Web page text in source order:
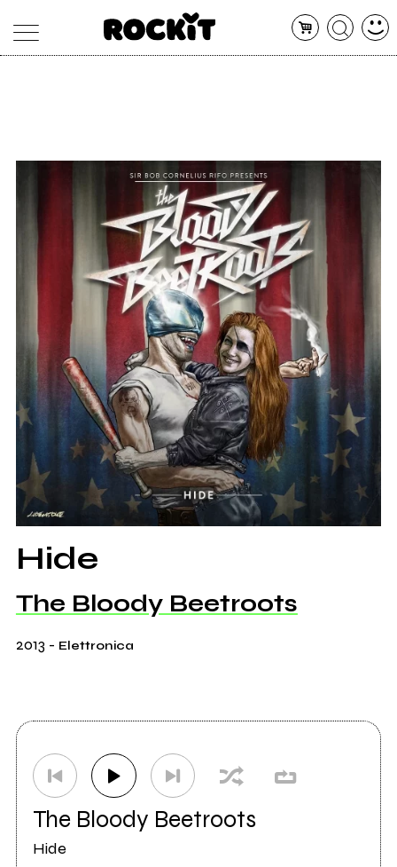
ARTISTI
CONCERTI
SHOP
RADIO
Hide
The Bloody Beetroots
2013 - Elettronica
The Bloody Beetroots
Hide